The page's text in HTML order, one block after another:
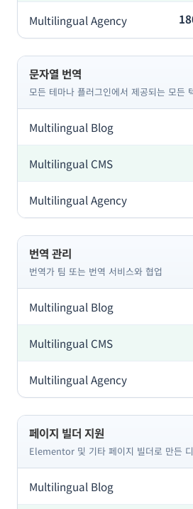
문자열 번역
모든 테마나 플러그인에서 제공되는 모든
미포함
포함
포함
번역 관리
번역가 팀 또는 번역 서비스와 협업
미포함
포함
포함
페이지 빌더 지원
Elementor 및 기타 페이지 빌더로 만든
미포함